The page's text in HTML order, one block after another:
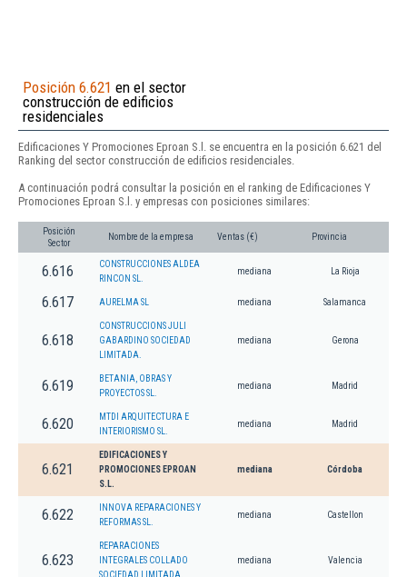
Posición 6.621 en el sector
construcción de edificios
residenciales
Edificaciones Y Promociones Eproan S.l. se encuentra en la posición 6.621 del
Ranking del sector construcción de edificios residenciales.
A continuación podrá consultar la posición en el ranking de Edificaciones Y
Promociones Eproan S.l. y empresas con posiciones similares:
Posición
Sector
Nombre de la empresa Ventas (€) Provincia
6.616
CONSTRUCCIONES ALDEA
RINCON SL.
mediana La Rioja
6.617 AURELMA SL mediana Salamanca
6.618
CONSTRUCCIONS JULI
GABARDINO SOCIEDAD
LIMITADA.
mediana Gerona
6.619
BETANIA, OBRAS Y
PROYECTOS SL.
mediana Madrid
6.620
MTDI ARQUITECTURA E
INTERIORISMO SL.
mediana Madrid
6.621
EDIFICACIONES Y
PROMOCIONES EPROAN
S.L.
mediana Córdoba
6.622
INNOVA REPARACIONES Y
REFORMAS SL.
mediana Castellon
6.623
REPARACIONES
INTEGRALES COLLADO
SOCIEDAD LIMITADA.
mediana Valencia